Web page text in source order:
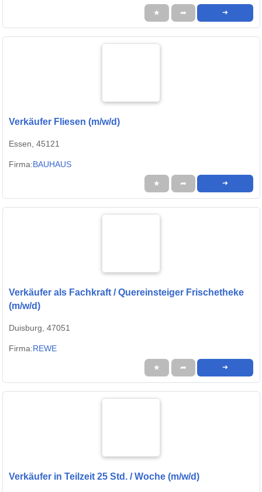
★ ➦ ➜
Verkäufer Fliesen (m/w/d)
Essen, 45121
Firma:BAUHAUS
★ ➦ ➜
Verkäufer als Fachkraft / Quereinsteiger Frischetheke
(m/w/d)
Duisburg, 47051
Firma:REWE
★ ➦ ➜
Verkäufer in Teilzeit 25 Std. / Woche (m/w/d)